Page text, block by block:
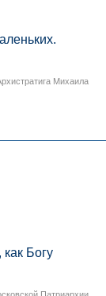
Михаила
Богу